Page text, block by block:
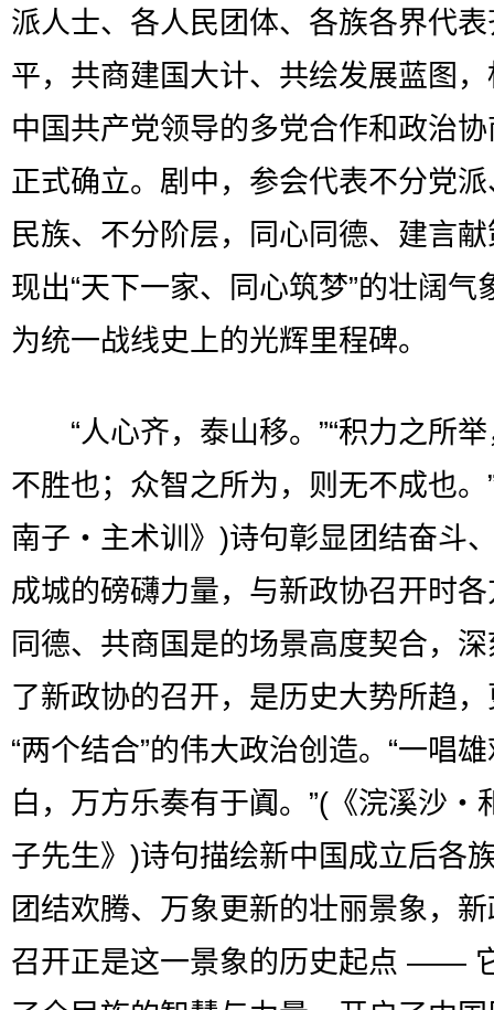
派人士、各人民团体、各族各界代
平，共商建国大计、共绘发展蓝图
中国共产党领导的多党合作和政治
正式确立。剧中，参会代表不分党
民族、不分阶层，同心同德、建言
现出“天下一家、同心筑梦”的壮阔气
为统一战线史上的光辉里程碑。
“人心齐，泰山移。”“积力之所举
不胜也；众智之所为，则无不成也。
南子・主术训》)诗句彰显团结奋斗
成城的磅礴力量，与新政协召开时
同德、共商国是的场景高度契合，
了新政协的召开，是历史大势所趋
“两个结合”的伟大政治创造。“一唱
白，万方乐奏有于阗。”(《浣溪沙・
子先生》)诗句描绘新中国成立后各
团结欢腾、万象更新的壮丽景象，
召开正是这一景象的历史起点 ——